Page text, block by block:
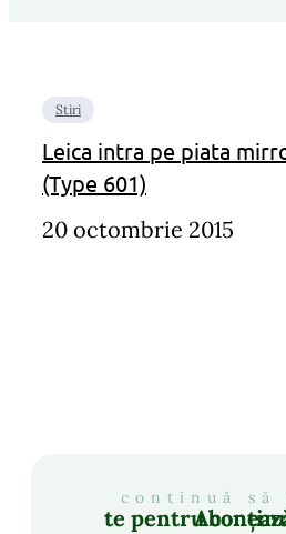
Stiri
Leica intra pe piata
(Type 601)
20 octombrie 2015
continuă
Abonează-te pentru